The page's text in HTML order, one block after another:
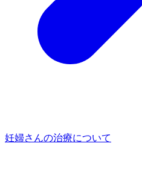
妊婦さんの治療について